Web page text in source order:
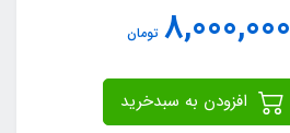
8,000,000 تومان